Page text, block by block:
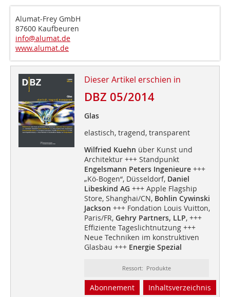
Alumat-Frey GmbH
87600 Kaufbeuren
info@alumat.de
www.alumat.de
Dieser Artikel erschien in
DBZ 05/2014
Glas
elastisch, tragend, transparent
Wilfried Kuehn über Kunst und
Architektur +++ Standpunkt
Engelsmann Peters Ingenieure+++
„Kö-Bogen“, Düsseldorf, Daniel
Libeskind AG +++ Apple Flagship
Store, Shanghai/CN, Bohlin Cywinski
Jackson +++ Fondation Louis Vuitton,
Paris/FR, Gehry Partners, LLP, +++
Effiziente Tageslichtnutzung +++
Neue Techniken im konstruktiven
Glasbau +++ Energie Spezial
Ressort: Produkte
Abonnement Inhaltsverzeichnis